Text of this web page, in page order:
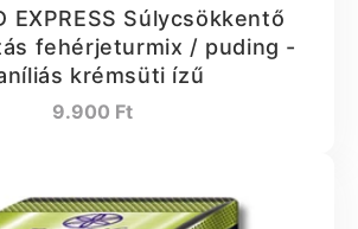
EXPRESS Súlycsökkentő
fehérjeturmix / puding -
krémsüti ízű
Normál
9.900 Ft